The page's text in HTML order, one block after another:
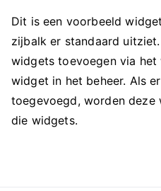
Dit is een voorbeeld
zijbalk er standaard
widgets toevoegen via het
widget in het beheer. Als
toegevoegd, worden deze
die widgets.